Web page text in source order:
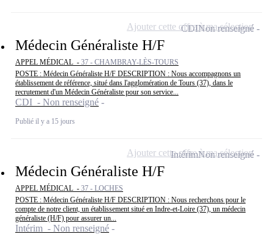
Médecin Généraliste H/F
APPEL MÉDICAL - 37 - CHAMBRAY-LÈS-TOURS
POSTE : Médecin Généraliste H/F DESCRIPTION : Nous accompagnons un
établissement de référence, situé dans l'agglomération de Tours (37), dans le
recrutement d'un Médecin Généraliste pour son service...
CDI - Non renseigné
Publié il y a 15 jours
CDINon renseigné
Ajouter cette offre à ma sélection
Médecin Généraliste H/F
APPEL MÉDICAL - 37 - LOCHES
POSTE : Médecin Généraliste H/F DESCRIPTION : Nous recherchons pour le
compte de notre client, un établissement situé en Indre-et-Loire (37), un médecin
généraliste (H/F) pour assurer un...
Intérim - Non renseigné
IntérimNon renseigné
Ajouter cette offre à ma sélection